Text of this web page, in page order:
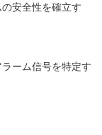
安全性を確立す
ーム信号を特定す